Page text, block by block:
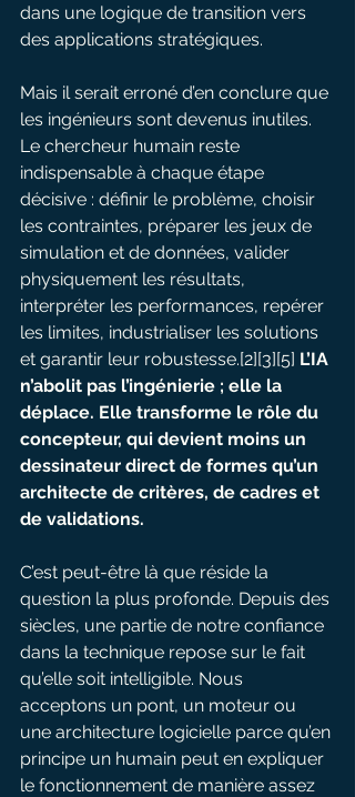
dans une logique de transition vers
des applications stratégiques.
Mais il serait erroné d’en conclure que
les ingénieurs sont devenus inutiles.
Le chercheur humain reste
indispensable à chaque étape
décisive : définir le problème, choisir
les contraintes, préparer les jeux de
simulation et de données, valider
physiquement les résultats,
interpréter les performances, repérer
les limites, industrialiser les solutions
et garantir leur robustesse.[2][3][5] L’IA
n’abolit pas l’ingénierie ; elle la
déplace. Elle transforme le rôle du
concepteur, qui devient moins un
dessinateur direct de formes qu’un
architecte de critères, de cadres et
de validations.
C’est peut-être là que réside la
question la plus profonde. Depuis des
siècles, une partie de notre confiance
dans la technique repose sur le fait
qu’elle soit intelligible. Nous
acceptons un pont, un moteur ou
une architecture logicielle parce qu’en
principe un humain peut en expliquer
le fonctionnement de manière assez